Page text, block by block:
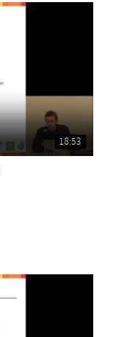
18:53